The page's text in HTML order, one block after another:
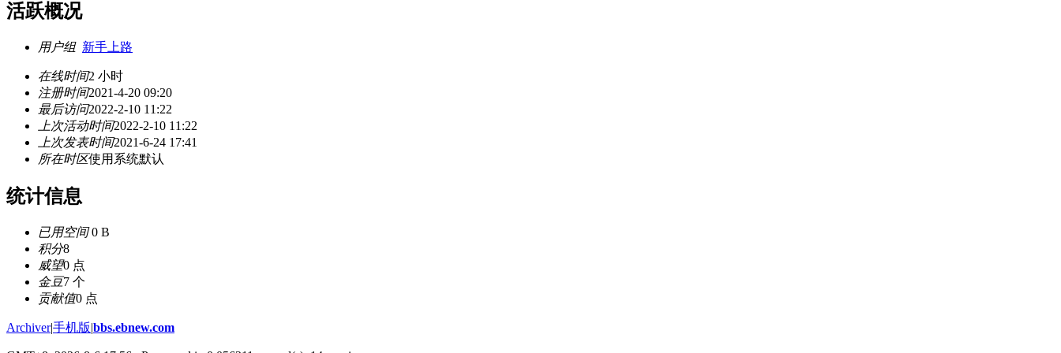
活跃概况
用户组 新手上路
在线时间2 小时
注册时间2021-4-20 09:20
最后访问2022-2-10 11:22
上次活动时间2022-2-10 11:22
上次发表时间2021-6-24 17:41
所在时区使用系统默认
统计信息
已用空间0 B
积分8
威望0 点
金豆7 个
贡献值0 点
Archiver|手机版|bbs.ebnew.com